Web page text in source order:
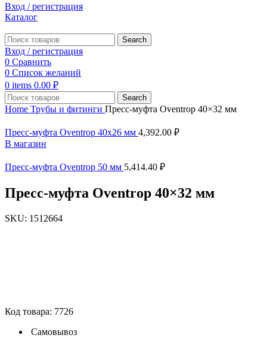
Вход / регистрация
Каталог
Search
Вход / регистрация
0 Сравнить
0 Список желаний
0 items 0.00 ₽
Search
Home Трубы и фитинги Пресс-муфта Oventrop 40×32 мм
Пресс-муфта Oventrop 40x26 мм 4,392.00 ₽
В магазин
Пресс-муфта Oventrop 50 мм 5,414.40 ₽
Пресс-муфта Oventrop 40×32 мм
SKU: 1512664
Код товара: 7726
Самовывоз